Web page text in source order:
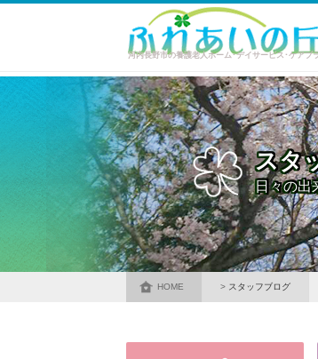
河内長野市の養護老人ホーム･デイサービス･ケアプ
スタ
日々の出
HOME スタッフブログ